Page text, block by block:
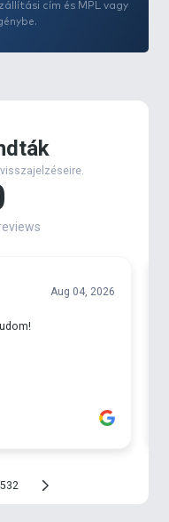
cím és MPL vagy